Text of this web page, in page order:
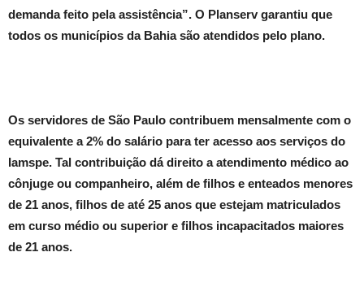
demanda feito pela assistência”. O Planserv garantiu que
todos os municípios da Bahia são atendidos pelo plano.
Os servidores de São Paulo contribuem mensalmente com o
equivalente a 2% do salário para ter acesso aos serviços do
Iamspe. Tal contribuição dá direito a atendimento médico ao
cônjuge ou companheiro, além de filhos e enteados menores
de 21 anos, filhos de até 25 anos que estejam matriculados
em curso médio ou superior e filhos incapacitados maiores
de 21 anos.